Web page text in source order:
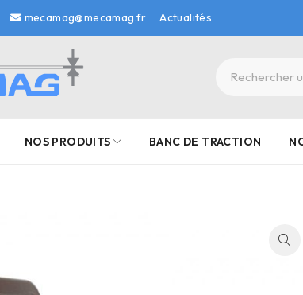
mecamag@mecamag.fr Actualités
NOS PRODUITS BANC DE TRACTION